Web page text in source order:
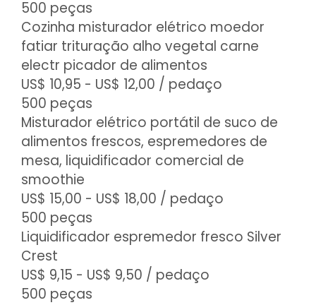
500 peças
Cozinha misturador elétrico moedor
fatiar trituração alho vegetal carne
electr picador de alimentos
US$ 10,95 - US$ 12,00 / pedaço
500 peças
Misturador elétrico portátil de suco de
alimentos frescos, espremedores de
mesa, liquidificador comercial de
smoothie
US$ 15,00 - US$ 18,00 / pedaço
500 peças
Liquidificador espremedor fresco Silver
Crest
US$ 9,15 - US$ 9,50 / pedaço
500 peças